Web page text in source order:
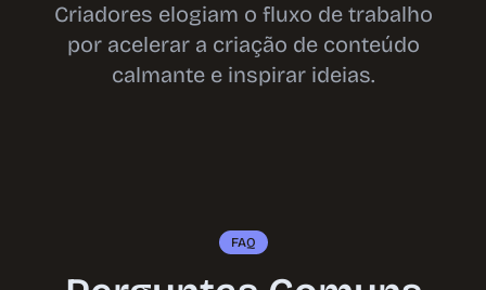
Criadores elogiam o fluxo de trabalho
por acelerar a criação de conteúdo
calmante e inspirar ideias.
FAQ